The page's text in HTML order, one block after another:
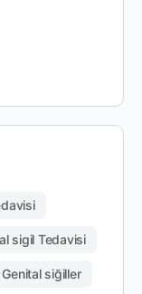
sigil Tedavisi
Genital siğiller